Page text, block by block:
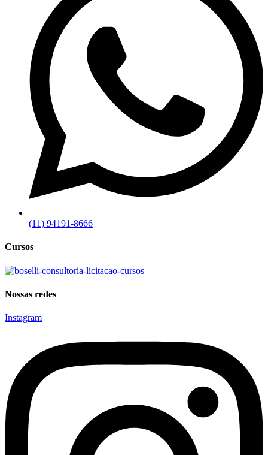
(11) 94191-8666
Cursos
Nossas redes
Instagram